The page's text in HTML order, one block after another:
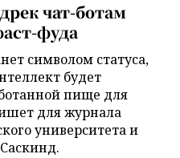
чат-ботам
фуда
символом статуса,
будет
пище для
для журнала
университета и